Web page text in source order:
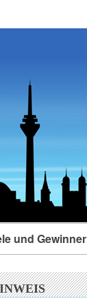
und Gewinner